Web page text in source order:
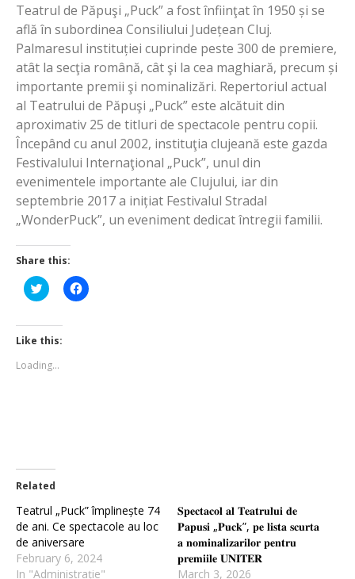
Teatrul de Păpuşi „Puck” a fost înfiinţat în 1950 și se
află în subordinea Consiliului Județean Cluj.
Palmaresul instituției cuprinde peste 300 de premiere,
atât la secţia română, cât şi la cea maghiară, precum și
importante premii şi nominalizări. Repertoriul actual
al Teatrului de Păpuşi „Puck” este alcătuit din
aproximativ 25 de titluri de spectacole pentru copii.
Începând cu anul 2002, instituţia clujeană este gazda
Festivalului Internaţional „Puck”, unul din
evenimentele importante ale Clujului, iar din
septembrie 2017 a inițiat Festivalul Stradal
„WonderPuck”, un eveniment dedicat întregii familii.
Share this:
Click
to
Twitter
(Opens
in
window)
Click
to
Like this:
Loading...
Related
Teatrul „Puck” împlinește 74
de ani. Ce spectacole au loc
de aniversare
February 6, 2024
In "Administrație"
𝐒𝐩𝐞𝐜𝐭𝐚𝐜𝐨𝐥 𝐚𝐥 𝐓𝐞𝐚𝐭𝐫𝐮𝐥𝐮𝐢 𝐝𝐞
𝐏𝐚𝐩𝐮𝐬𝐢 „𝐏𝐮𝐜𝐤”, 𝐩𝐞 𝐥𝐢𝐬𝐭𝐚 𝐬𝐜𝐮𝐫𝐭𝐚
𝐚 𝐧𝐨𝐦𝐢𝐧𝐚𝐥𝐢𝐳𝐚𝐫𝐢𝐥𝐨𝐫 𝐩𝐞𝐧𝐭𝐫𝐮
𝐩𝐫𝐞𝐦𝐢𝐢𝐥𝐞 𝐔𝐍𝐈𝐓𝐄𝐑
March 3, 2026